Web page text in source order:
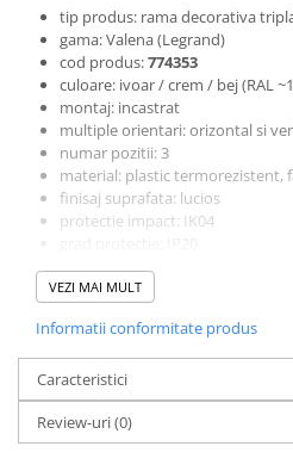
Cantare
Electronice
Multimetre/Testere
Powerbank
Prize programabile
Senzori/Detectoare
Sonerii
Statii meteo
Termostate
Baterii, acumulatori, incarcatoare
Iluminat festiv
Decoratiuni
Felinare
tip produs: rama decorativa
gama: Valena (Legrand)
cod produs:774353
culoare: ivoar / crem / bej (RAL
montaj: incastrat
multiple orientari: orizontal si
numar pozitii: 3
material: plastic termorezistent,
finisaj suprafata: lucios
protectie impact: IK04
dimensiuni: ~224 x 82 x 11 mm
compatibilitate: placi si
VEZI MAI MULT
Informatii conformitate produs
Caracteristici
Review-uri(0)